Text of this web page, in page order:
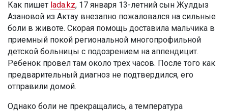
Как пишет lada.kz, 17 января 13-летний сын Жулдыз
Азановой из Актау внезапно пожаловался на сильные
боли в животе. Скорая помощь доставила мальчика в
приемный покой региональной многопрофильной
детской больницы с подозрением на аппендицит.
Ребенок провел там около трех часов. После того как
предварительный диагноз не подтвердился, его
отправили домой.
Однако боли не прекращались, а температура